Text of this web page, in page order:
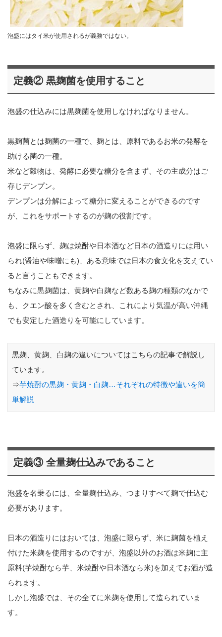
泡盛にはタイ米が使用されるが義務ではない。
定義② 黒麹菌を使用すること
泡盛の仕込みには黒麹菌を使用しなければなりません。
黒麹菌とは麹菌の一種で、麹とは、原料であるお米の発酵を
助ける菌の一種。
米など穀物は、発酵に必要な糖分を含まず、その主成分はご
存じデンプン。
デンプンは分解によって糖分に変えることができるのです
が、これをサポートするのが麹の役割です。
泡盛に限らず、麹は焼酎や日本酒など日本の酒造りには用い
られ(醤油や味噌にも)、ある意味では日本の食文化を支えてい
ると言うこともできます。
ちなみに黒麹菌は、黄麹や白麹など数ある麹の種類のなかで
も、クエン酸を多く含むとされ、これにより気温が高い沖縄
でも安定した酒造りを可能にしています。
黒麹、黄麹、白麹の違いについてはこちらの記事で解説し
ています。
⇒芋焼酎の黒麹・黄麹・白麹…それぞれの特徴や違いを簡
単解説
定義③ 全量麹仕込みであること
泡盛を名乗るには、全量麹仕込み、つまりすべて麹で仕込む
必要があります。
日本の酒造りにはおいては、泡盛に限らず、米に麹菌を植え
付けた米麹を使用するのですが、泡盛以外のお酒は米麹に主
原料(芋焼酎なら芋、米焼酎や日本酒なら米)を加えてお酒が造
られます。
しかし泡盛では、その全てに米麹を使用して造られていま
す。